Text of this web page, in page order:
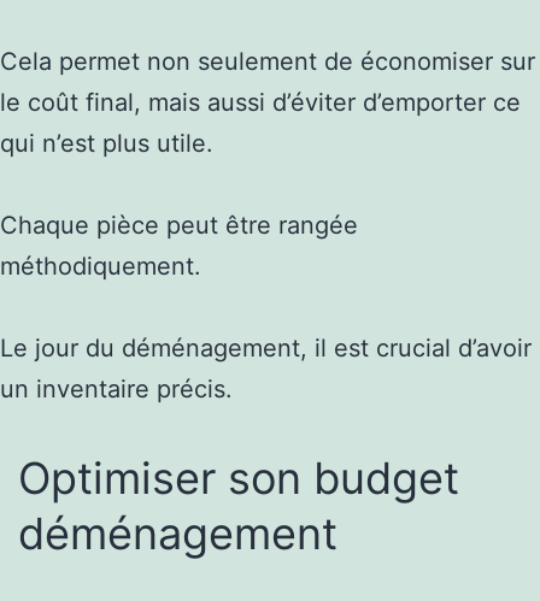
Cela permet non seulement de économiser sur
le coût final, mais aussi d’éviter d’emporter ce
qui n’est plus utile.
Chaque pièce peut être rangée
méthodiquement.
Le jour du déménagement, il est crucial d’avoir
un inventaire précis.
Optimiser son budget
déménagement